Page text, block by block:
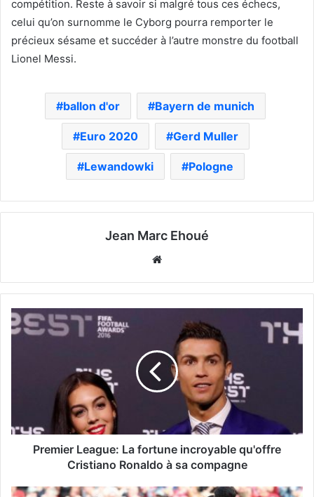
compétition. Reste à savoir si malgré tous ces échecs,
celui qu’on surnomme le Cyborg pourra remporter le
précieux sésame et succéder à l’autre monstre du football
Lionel Messi.
ballon d'or Bayern de munich
Euro 2020 Gerd Muller
Lewandowki Pologne
Jean Marc Ehoué
Premier League: La fortune incroyable qu'offre
Cristiano Ronaldo à sa compagne